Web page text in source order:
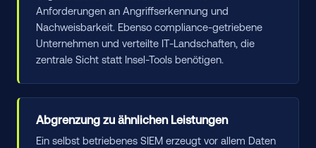
Anforderungen an Angriffserkennung und
Nachweisbarkeit. Ebenso compliance-getriebene
Unternehmen und verteilte IT-Landschaften, die
zentrale Sicht statt Insel-Tools benötigen.
Abgrenzung zu ähnlichen Leistungen
Ein selbst betriebenes SIEM erzeugt vor allem Daten